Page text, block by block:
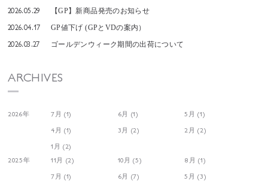
2026.05.29 【GP】新商品発売のお知らせ
2026.04.17 GP値下げ (GPとVDの案内）
2026.03.27 ゴールデンウィーク期間の出荷について
ARCHIVES
2026年 7月 (1) 6月 (1)
5月 (1)
4月 (1)
3月 (2)
2月 (2)
1月 (2)
2025年
11月 (2) 10月 (5)
8月 (1)
7月 (1)
6月 (7)
5月 (3)